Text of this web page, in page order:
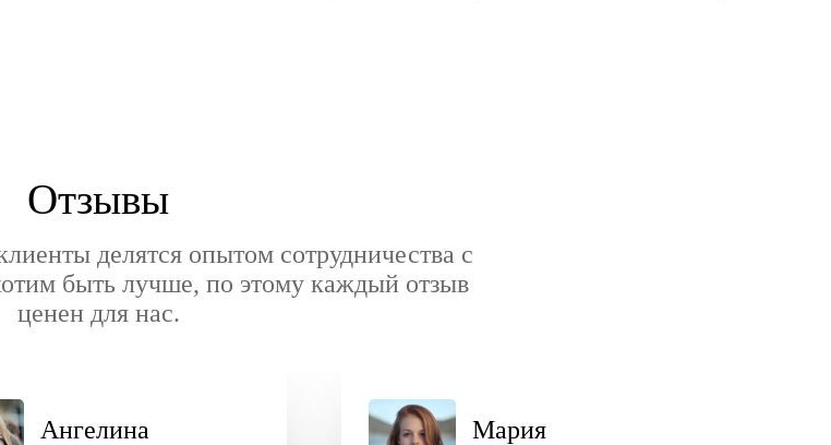
Отзывы
делятся опытом сотрудничества с
быть лучше, по этому каждый отзыв
ценен для нас.
Ангелина Мария